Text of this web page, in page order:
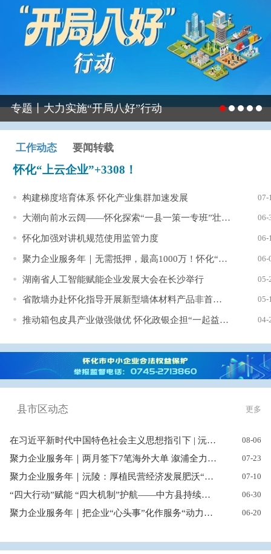
专题丨大力实施“开局八好”行动
工作动态 要闻转载
怀化“上云企业”+3308！
构建梯度培育体系 怀化产业集群加速发展 07-
大潮向前水云阔——怀化探索“一县一策一专班”​壮大工业经济 06-
怀化加强对讲机规范使用监管力度 06-
聚力企业服务年｜无需抵押，最高1000万！怀化“优企赋能”为企业... 06-
湖南省人工智能赋能企业发展大会在长沙举行 05-
省散墙办赴怀化指导开展新型墙体材料产品非首次认定“一网通办”... 05-
推动箱包皮具产业做强做优 怀化政银企担“一起益企” 04-
县市区动态 更多
在习近平新时代中国特色社会主义思想指引下 | 沅陵：“一区三园”... 08-06
聚力企业服务年｜两月签下7笔海外大单 溆浦全力护航本土企业“扬... 07-23
聚力企业服务年｜沅陵：厚植民营经济发展肥沃“土壤” 07-10
“四大行动”赋能 “四大机制”护航——中方县持续升级营商环境助... 06-30
聚力企业服务年｜把企业“心头事”化作服务“动力单”——辰溪县... 06-20